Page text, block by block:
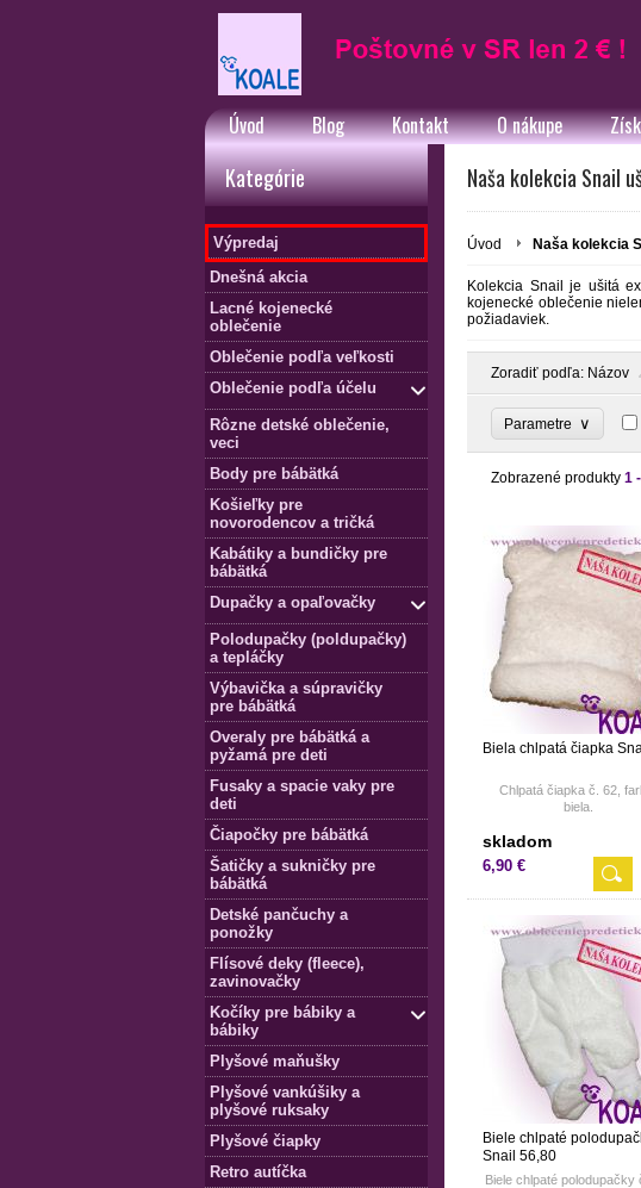
Úvod Blog Kontakt O nákupe
Kategórie
Výpredaj
Dnešná akcia
Lacné kojenecké
oblečenie
Oblečenie podľa veľkosti
Oblečenie podľa účelu
Rôzne detské oblečenie,
veci
Body pre bábätká
Košieľky pre
novorodencov a tričká
Kabátiky a bundičky pre
bábätká
Dupačky a opaľovačky
Polodupačky (poldupačky)
a tepláčky
Výbavička a súpravičky
pre bábätká
Overaly pre bábätká a
pyžamá pre deti
Fusaky a spacie vaky pre
deti
Čiapočky pre bábätká
Šatičky a sukničky pre
bábätká
Detské pančuchy a
ponožky
Flísové deky (fleece),
zavinovačky
Kočíky pre bábiky a
bábiky
Plyšové maňušky
Plyšové vankúšiky a
plyšové ruksaky
Plyšové čiapky
Retro autíčka
Naša kolekcia Snail
Úvod Naša kolekcia
Kolekcia Snail je ušitá
kojenecké oblečenie
požiadaviek.
Zoradiť podľa: Názov
Parametre ∨
Zobrazené produkty 1
Biela chlpatá čiapka
Chlpatá čiapka č. 62,
biela.
skladom
6,90 €
Biele chlpaté
Snail 56,80
Biele chlpaté polodupačky